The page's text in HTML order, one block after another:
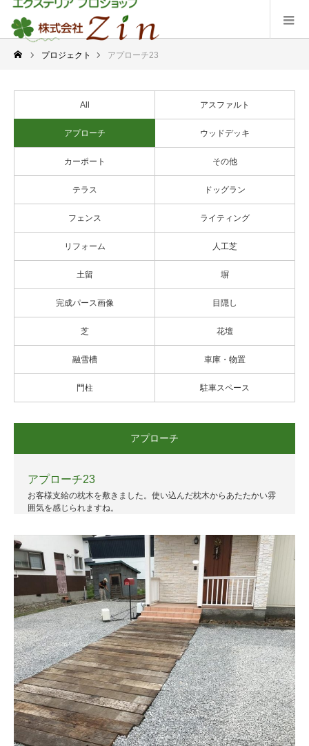
プロジェクト アプローチ23
All アスファルト
アプローチ ウッドデッキ
カーポート その他
テラス ドッグラン
フェンス ライティング
リフォーム 人工芝
土留 塀
完成パース画像 目隠し
芝 花壇
融雪槽 車庫・物置
門柱 駐車スペース
アプローチ
アプローチ23
お客様支給の枕木を敷きました。使い込んだ枕木からあたたかい雰
囲気を感じられますね。